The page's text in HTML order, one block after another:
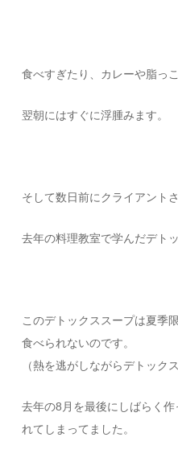
食べすぎたり、カレーや脂っ
翌朝にはすぐに浮腫みます。
そして数日前にクライアント
去年の料理教室で学んだデト
このデトックススープは夏季
食べられないのです。
（熱を逃がしながらデトック
去年の8月を最後にしばらく
れてしまってました。